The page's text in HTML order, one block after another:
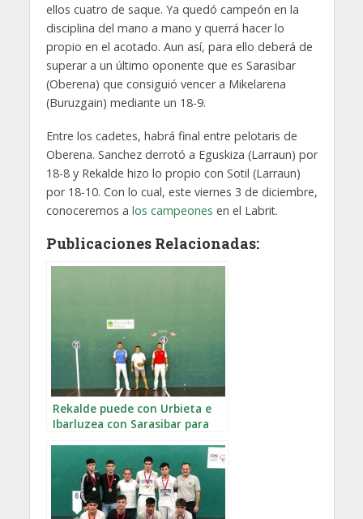
ellos cuatro de saque. Ya quedó campeón en la
disciplina del mano a mano y querrá hacer lo
propio en el acotado. Aun así, para ello deberá de
superar a un último oponente que es Sarasibar
(Oberena) que consiguió vencer a Mikelarena
(Buruzgain) mediante un 18-9.
Entre los cadetes, habrá final entre pelotaris de
Oberena. Sanchez derrotó a Eguskiza (Larraun) por
18-8 y Rekalde hizo lo propio con Sotil (Larraun)
por 18-10. Con lo cual, este viernes 3 de diciembre,
conoceremos a los campeones en el Labrit.
Publicaciones Relacionadas:
Rekalde puede con Urbieta e
Ibarluzea con Sarasibar para